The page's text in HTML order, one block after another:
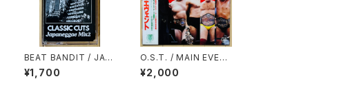
BEAT BANDIT / JAP
ANEGGAE MIX 2(CL
ASSIC CUTS)
¥1,700
O.S.T. / MAIN EVEN
T(全日本プロレス・テー
マ・ソング・コレクショ
¥2,000